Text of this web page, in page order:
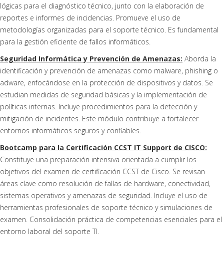
lógicas para el diagnóstico técnico, junto con la elaboración de
reportes e informes de incidencias. Promueve el uso de
metodologías organizadas para el soporte técnico. Es fundamental
para la gestión eficiente de fallos informáticos.
Seguridad Informática y Prevención de Amenazas: Aborda la
identificación y prevención de amenazas como malware, phishing o
adware, enfocándose en la protección de dispositivos y datos. Se
estudian medidas de seguridad básicas y la implementación de
políticas internas. Incluye procedimientos para la detección y
mitigación de incidentes. Este módulo contribuye a fortalecer
entornos informáticos seguros y confiables.
Bootcamp para la Certificación CCST IT Support de CISCO:
Constituye una preparación intensiva orientada a cumplir los
objetivos del examen de certificación CCST de Cisco. Se revisan
áreas clave como resolución de fallas de hardware, conectividad,
sistemas operativos y amenazas de seguridad. Incluye el uso de
herramientas profesionales de soporte técnico y simulaciones de
examen. Consolidación práctica de competencias esenciales para el
entorno laboral del soporte TI.